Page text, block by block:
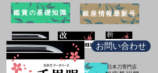
鑑賞の基礎知識 銀座情報最新号
お問い合わせ
日本刀専門店